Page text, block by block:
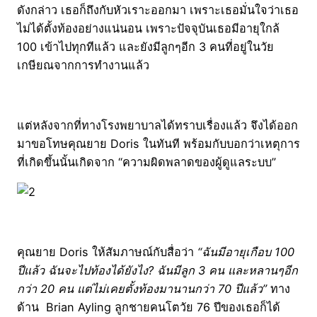
ดังกล่าว เธอก็ถึงกับหัวเราะออกมา เพราะเธอมั่นใจว่าเธอ
ไม่ได้ตั้งท้องอย่างแน่นอน เพราะปัจจุบันเธอมีอายุใกล้
100 เข้าไปทุกทีแล้ว และยังมีลูกๆอีก 3 คนที่อยู่ในวัย
เกษียณจากการทำงานแล้ว
แต่หลังจากที่ทางโรงพยาบาลได้ทราบเรื่องแล้ว จึงได้ออก
มาขอโทษคุณยาย Doris ในทันที พร้อมกับบอกว่าเหตุการ
ที่เกิดขึ้นนั้นเกิดจาก “ความผิดพลาดของผู้ดูแลระบบ”
คุณยาย Doris ให้สัมภาษณ์กับสื่อว่า “ฉันมีอายุเกือบ 100
ปีแล้ว ฉันจะไปท้องได้ยังไง? ฉันมีลูก 3 คน และหลานๆอีก
กว่า 20 คน แต่ไม่เคยตั้งท้องมานานกว่า 70 ปีแล้ว”ทาง
ด้าน Brian Ayling ลูกชายคนโตวัย 76 ปีของเธอก็ได้